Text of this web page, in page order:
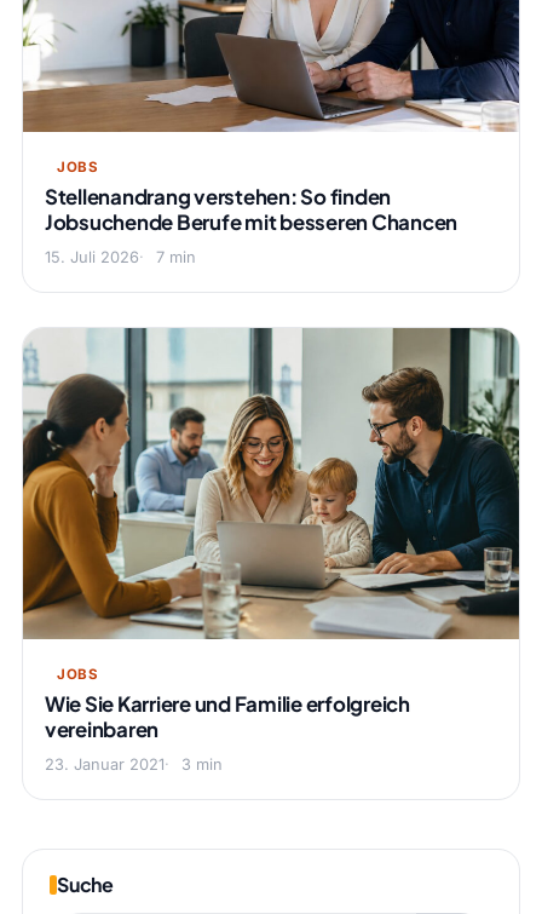
JOBS
Stellenandrang verstehen: So finden
Jobsuchende Berufe mit besseren Chancen
15. Juli 2026 7 min
JOBS
Wie Sie Karriere und Familie erfolgreich
vereinbaren
23. Januar 2021 3 min
Suche